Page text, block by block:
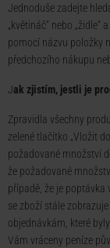
Jednoduše zadejte
„květináč“ nebo „židle“
pomocí názvu položky
předchozího nákupu
Jak zjistím, jestli je
Zpravidla všechny
zelené tlačítko „Vložit
požadované množství
že požadované
případě, že je poptávka
se zboží stále
objednávkám, které
Vám vráceny peníze